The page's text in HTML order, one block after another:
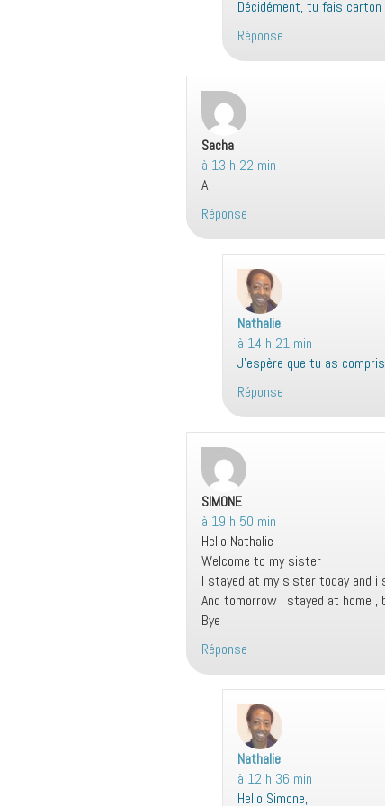
t
:
Décidément, tu fais
Réponse
Sacha
à 13 h 22 min
A
Réponse
Nathalie
i
t
:
à 14 h 21 min
J’espère que tu as
Réponse
SIMONE
à 19 h 50 min
Hello Nathalie
Welcome to my sister
I stayed at my sister today and i
And tomorrow i stayed at home ,
Bye
Réponse
Nathalie
i
t
à 12 h 36 min
Hello Simone,